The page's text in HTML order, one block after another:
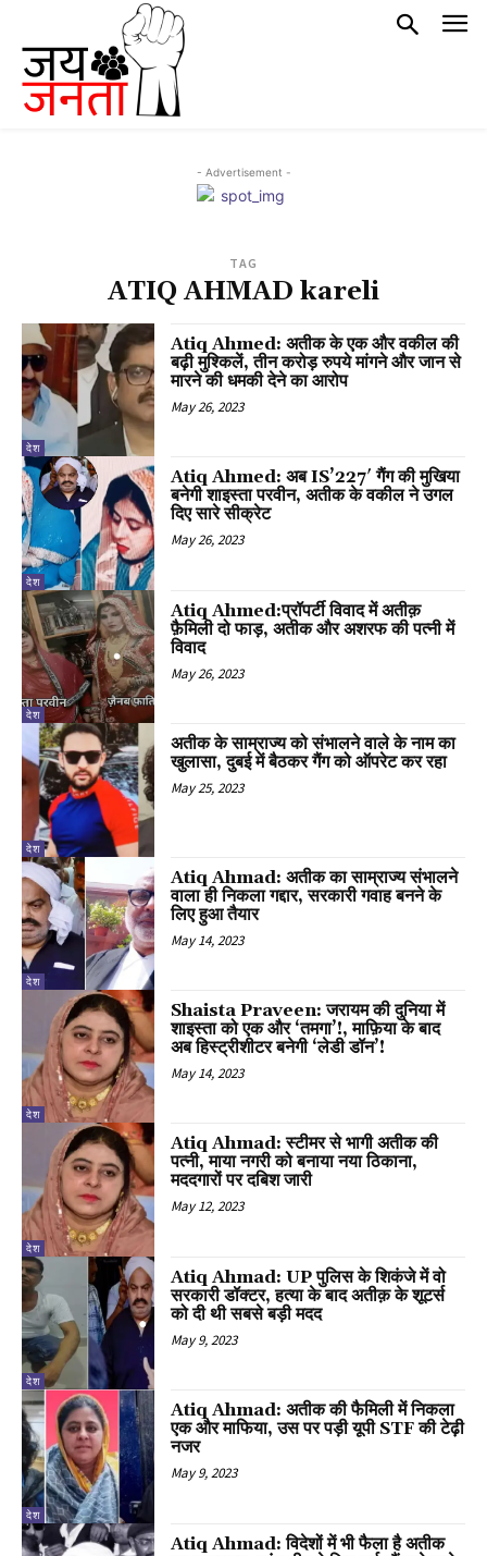
- Advertisement -
TAG
ATIQ AHMAD kareli
देश
Atiq Ahmed: अतीक के एक और वकील की
बढ़ी मुश्किलें, तीन करोड़ रुपये मांगने और जान से
मारने की धमकी देने का आरोप
May 26, 2023
देश
Atiq Ahmed: अब IS’227′ गैंग की मुखिया
बनेगी शाइस्ता परवीन, अतीक के वकील ने उगल
दिए सारे सीक्रेट
May 26, 2023
देश
Atiq Ahmed:प्रॉपर्टी विवाद में अतीक़
फ़ैमिली दो फाड़, अतीक और अशरफ की पत्नी में
विवाद
May 26, 2023
देश
अतीक के साम्राज्य को संभालने वाले के नाम का
खुलासा, दुबई में बैठकर गैंग को ऑपरेट कर रहा
May 25, 2023
देश
Atiq Ahmad: अतीक का साम्राज्य संभालने
वाला ही निकला गद्दार, सरकारी गवाह बनने के
लिए हुआ तैयार
May 14, 2023
देश
Shaista Praveen: जरायम की दुनिया में
शाइस्ता को एक और ‘तमगा’!, माफ़िया के बाद
अब हिस्ट्रीशीटर बनेगी ‘लेडी डॉन’!
May 14, 2023
देश
Atiq Ahmad: स्टीमर से भागी अतीक की
पत्नी, माया नगरी को बनाया नया ठिकाना,
मददगारों पर दबिश जारी
May 12, 2023
देश
Atiq Ahmad: UP पुलिस के शिकंजे में वो
सरकारी डॉक्टर, हत्या के बाद अतीक़ के शूटर्स
को दी थी सबसे बड़ी मदद
May 9, 2023
देश
Atiq Ahmad: अतीक की फैमिली में निकला
एक और माफिया, उस पर पड़ी यूपी STF की टेढ़ी
नजर
May 9, 2023
Atiq Ahmad: विदेशों में भी फैला है अतीक